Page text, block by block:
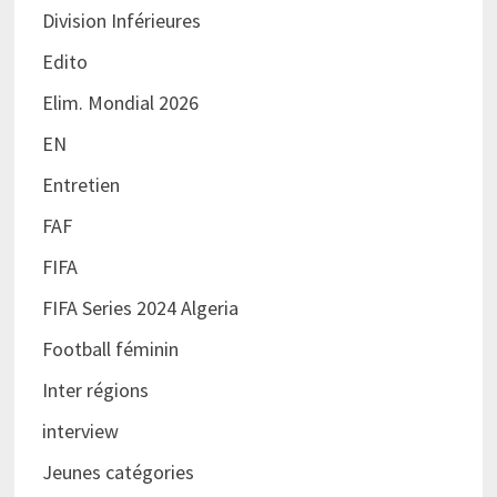
Division Inférieures
Edito
Elim. Mondial 2026
EN
Entretien
FAF
FIFA
FIFA Series 2024 Algeria
Football féminin
Inter régions
interview
Jeunes catégories